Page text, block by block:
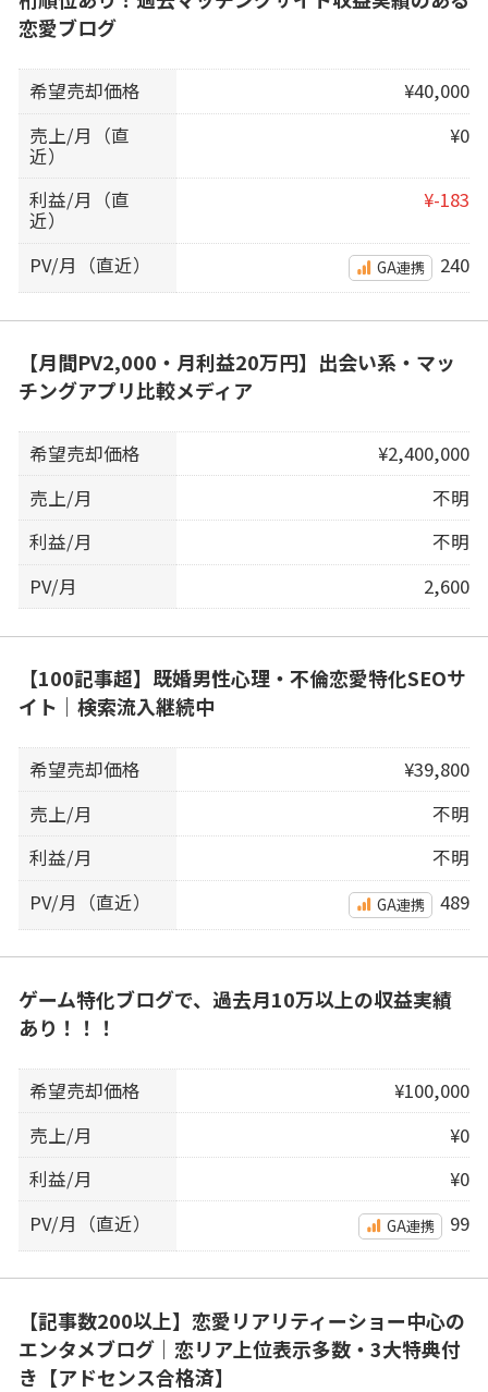
恋愛ブログ
希望売却価格
¥40,000
売上/月（直
近）
¥0
利益/月（直
近）
¥-183
PV/月（直近） GA連携 240
【月間PV2,000・月利益20万円】出会い系・マッ
チングアプリ比較メディア
希望売却価格
¥2,400,000
売上/月
不明
利益/月
不明
PV/月
2,600
【100記事超】既婚男性心理・不倫恋愛特化SEOサ
イト｜検索流入継続中
希望売却価格
¥39,800
売上/月
不明
利益/月
不明
PV/月（直近）
GA連携 489
ゲーム特化ブログで、過去月10万以上の収益実績
あり！！！
希望売却価格
¥100,000
売上/月
¥0
利益/月
¥0
PV/月（直近）
GA連携 99
【記事数200以上】恋愛リアリティーショー中心の
エンタメブログ｜恋リア上位表示多数・3大特典付
き【アドセンス合格済】